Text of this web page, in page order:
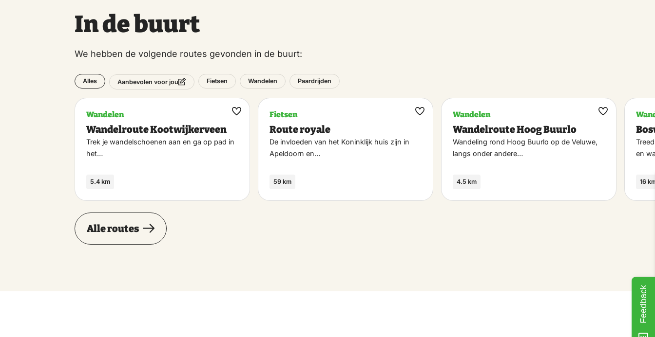
In de buurt
We hebben de volgende routes gevonden in de buurt:
Alles Aanbevolen voor jou Fietsen Wandelen Paardrijden
Wandelen
Wandelroute Kootwijkerveen
Trek je wandelschoenen aan en ga op pad in
het…
5.4 km
Maak
Fietsen
Route royale
De invloeden van het Koninklijk huis zijn in
Apeldoorn en…
59 km
Maak
Wandelen
Wandelroute Hoog Buurlo
Wandeling rond Hoog Buurlo op de Veluwe,
langs onder andere…
4.5 km
Maak
en
16
Alle routes
Feedback